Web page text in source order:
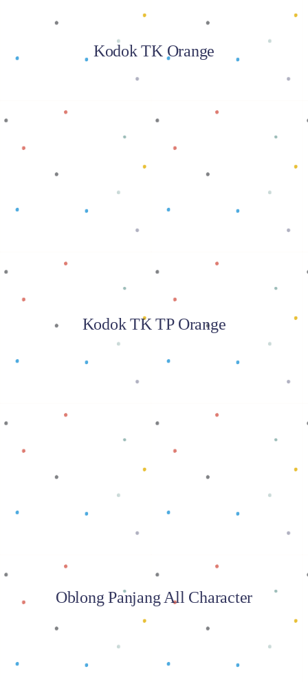
Kodok TK Orange
Baca selengkapnya
Kodok TK TP Orange
Baca selengkapnya
Oblong Panjang All Character